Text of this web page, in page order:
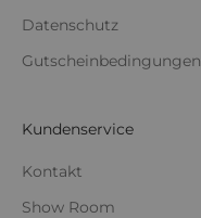
Datenschutz
Gutscheinbedingungen
Kundenservice
Kontakt
Show Room